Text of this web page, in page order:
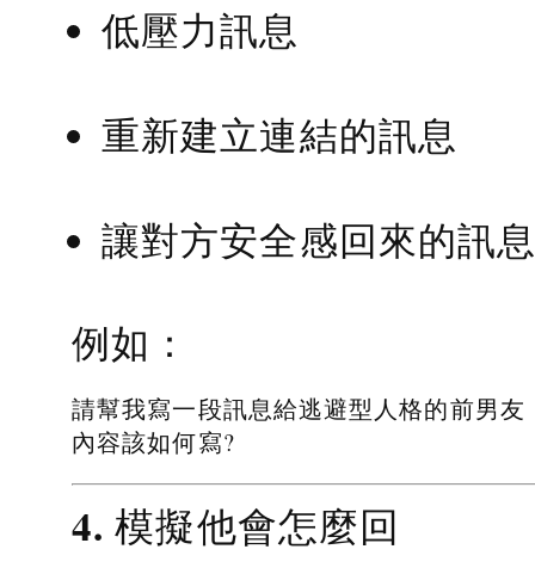
低壓力訊息
重新建立連結的訊息
讓對方安全感回來的訊
例如：
請幫我寫一段訊息給逃避型人格的前男友
內容該如何寫?
4. 模擬他會怎麼回